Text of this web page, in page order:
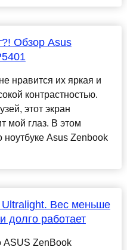
Обзор Asus
нравится их яркая и
контрастностью.
этот экран
мой глаз. В этом
ноутбуке Asus Zenbook
Вес меньше
долго работает
ASUS ZenBook